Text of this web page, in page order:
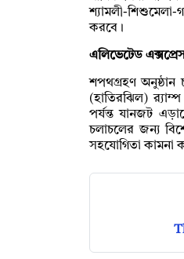
শ্যামলী-
করবে।
এলিভেটেড
শপথগ্রহণ অনুষ্ঠান
(হাতিরঝিল)
পর্যন্ত যানজট
চলাচলের জন্য
সহযোগিতা কামনা